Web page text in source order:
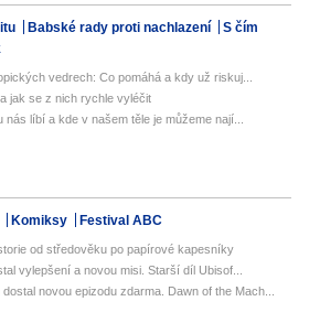
Babské rady proti nachlazení
S čím
vedrech: Co pomáhá a kdy už riskuj...
jak se z nich rychle vyléčit
líbí a kde v našem těle je můžeme nají...
Komiksy Festival ABC
od středověku po papírové kapesníky
vylepšení a novou misi. Starší díl Ubisof...
novou epizodu zdarma. Dawn of the Mach...